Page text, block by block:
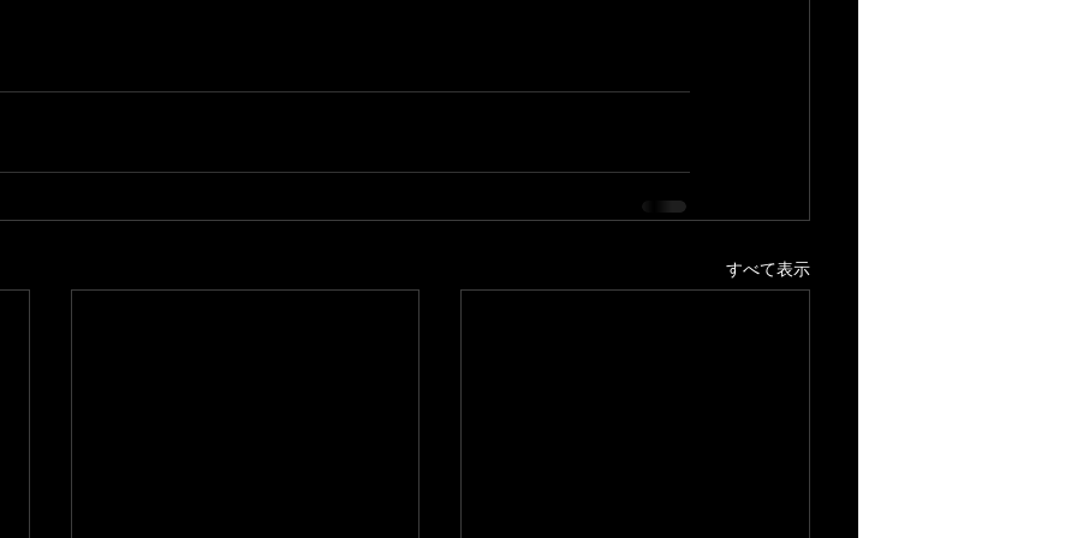
すべて表示